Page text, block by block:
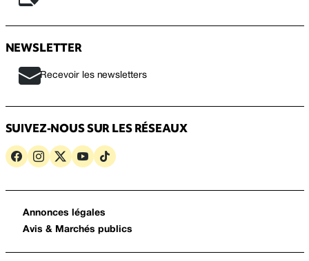
NEWSLETTER
Recevoir les newsletters
SUIVEZ-NOUS SUR LES RÉSEAUX
Annonces légales
Avis & Marchés publics